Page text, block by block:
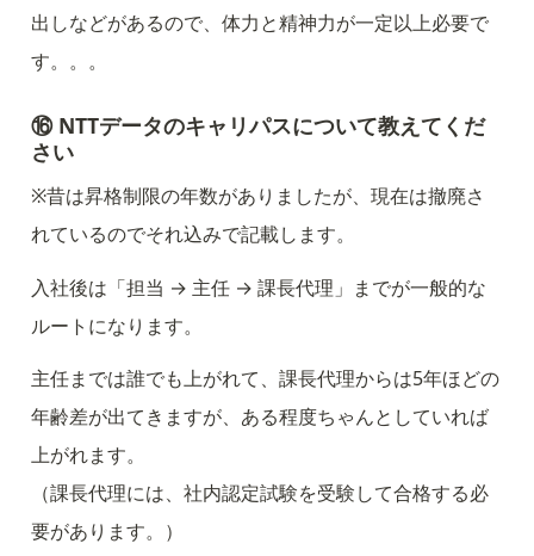
出しなどがあるので、体力と精神力が一定以上必要で
す。。。
⑯ NTTデータのキャリパスについて教えてくだ
さい
※昔は昇格制限の年数がありましたが、現在は撤廃さ
れているのでそれ込みで記載します。
入社後は「担当 → 主任 → 課長代理」までが一般的な
ルートになります。
主任までは誰でも上がれて、課長代理からは5年ほどの
年齢差が出てきますが、ある程度ちゃんとしていれば
上がれます。
（課長代理には、社内認定試験を受験して合格する必
要があります。）